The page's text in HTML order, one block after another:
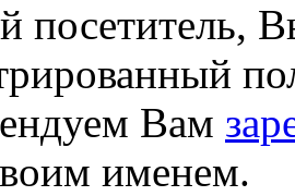
посетитель,
Вам
именем.